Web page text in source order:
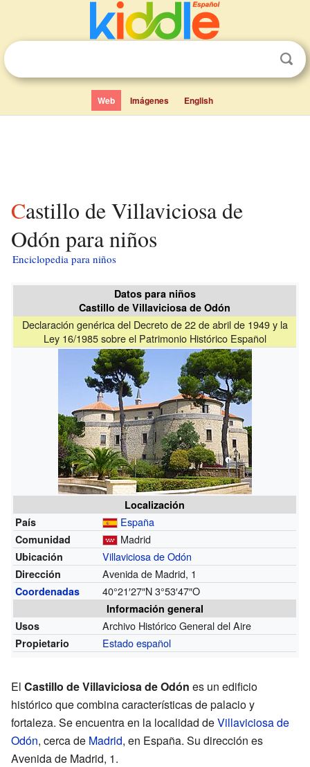
Web Imágenes English
Castillo de Villaviciosa de
Odón para niños
Enciclopedia para niños
Datos para niños
Castillo de Villaviciosa de Odón
Declaración genérica del Decreto de 22 de abril de 1949 y la
Ley 16/1985 sobre el Patrimonio Histórico Español
Localización
País
España
Comunidad Madrid
Ubicación Villaviciosa de Odón
Dirección Avenida de Madrid, 1
Coordenadas 40°21′27″N3°53′47″O
Información general
Usos
Archivo Histórico General del Aire
Propietario Estado español
El Castillo de Villaviciosa de Odón es un edificio
histórico que combina características de palacio y
fortaleza. Se encuentra en la localidad deVillaviciosa de
Odón, cerca de Madrid, en España. Su dirección es
Avenida de Madrid, 1.